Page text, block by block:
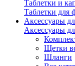
Таблетки и
Таблетки для
Аксессуары
Аксессуары
Щетки
Шланги